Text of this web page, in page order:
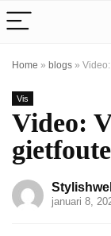
Home » blogs »
Vis
Video:
januari 8,